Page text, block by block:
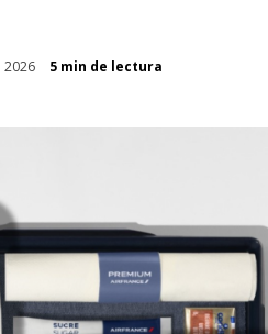
2026
5 min de lectura